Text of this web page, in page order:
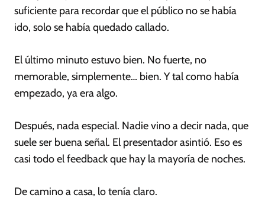
suficiente para recordar que el público no se había
ido, solo se había quedado callado.
El último minuto estuvo bien. No fuerte, no
memorable, simplemente… bien. Y tal como había
empezado, ya era algo.
Después, nada especial. Nadie vino a decir nada, que
suele ser buena señal. El presentador asintió. Eso es
casi todo el feedback que hay la mayoría de noches.
De camino a casa, lo tenía claro.